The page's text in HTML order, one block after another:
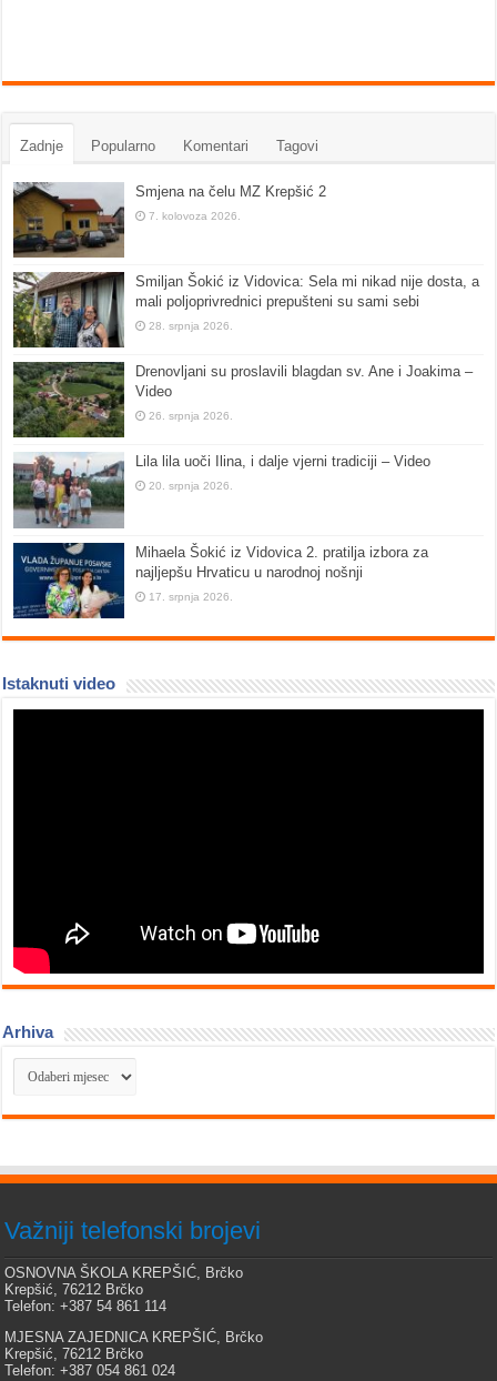
Zadnje Popularno Komentari Tagovi
Smjena na čelu MZ Krepšić 2
7. kolovoza 2026.
Smiljan Šokić iz Vidovica: Sela mi nikad nije dosta, a
mali poljoprivrednici prepušteni su sami sebi
28. srpnja 2026.
Drenovljani su proslavili blagdan sv. Ane i Joakima –
Video
26. srpnja 2026.
Lila lila uoči Ilina, i dalje vjerni tradiciji – Video
20. srpnja 2026.
Mihaela Šokić iz Vidovica 2. pratilja izbora za
najljepšu Hrvaticu u narodnoj nošnji
17. srpnja 2026.
Istaknuti video
Arhiva
Arhiva
Važniji telefonski brojevi
OSNOVNA ŠKOLA KREPŠIĆ, Brčko
Krepšić, 76212 Brčko
Telefon: +387 54 861 114
MJESNA ZAJEDNICA KREPŠIĆ, Brčko
Krepšić, 76212 Brčko
Telefon: +387 054 861 024